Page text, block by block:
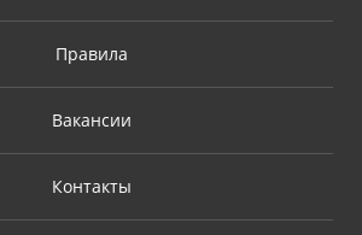
Правила
Вакансии
Контакты